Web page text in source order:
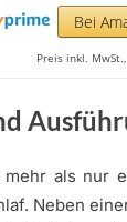
Bei
Preis inkl.
mehr als nur
Neben